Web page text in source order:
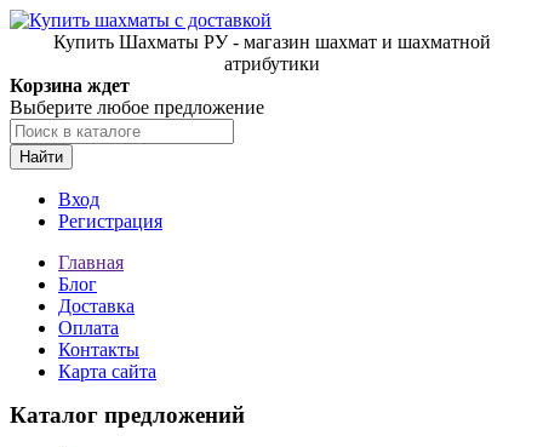
Купить Шахматы РУ - магазин шахмат и шахматной
атрибутики
Корзина ждет
Выберите любое предложение
Найти
Вход
Регистрация
Главная
Блог
Доставка
Оплата
Контакты
Карта сайта
Каталог предложений